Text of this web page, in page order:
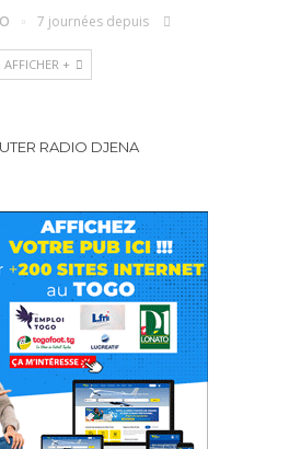
7 journées depuis
AFFICHER +